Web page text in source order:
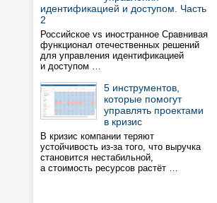
идентификацией и доступом. Часть
2
Российское vs иностранное Сравнивая
функционал отечественных решений
для управления идентификацией
и доступом …
5 инструментов,
которые помогут
управлять проектами
в кризис
В кризис компании теряют
устойчивость из-за того, что выручка
становится нестабильной,
а стоимость ресурсов растёт …